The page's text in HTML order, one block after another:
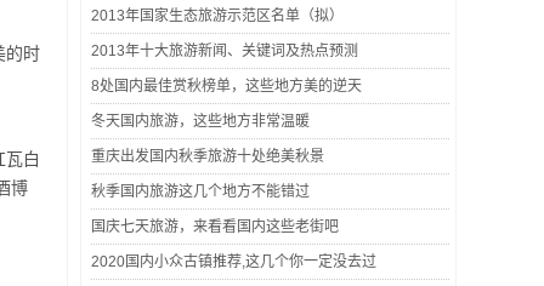
的时
瓦白
博
2013年国家生态旅游示范区名单（拟）
2013年十大旅游新闻、关键词及热点预测
8处国内最佳赏秋榜单，这些地方美的逆天
冬天国内旅游，这些地方非常温暖
重庆出发国内秋季旅游十处绝美秋景
秋季国内旅游这几个地方不能错过
国庆七天旅游，来看看国内这些老街吧
2020国内小众古镇推荐,这几个你一定没去过